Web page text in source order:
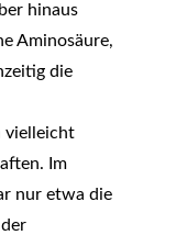
hinaus
Aminosäure,
die
vielleicht
Im
nur etwa die